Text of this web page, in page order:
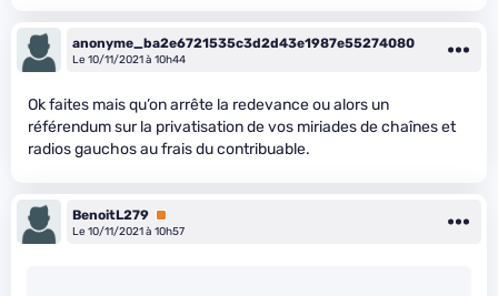
anonyme_ba2e6721535c3d2d43e1987e55274080
Le 10/11/2021 à 10h44
Ok faites mais qu’on arrête la redevance ou alors un
référendum sur la privatisation de vos miriades de chaînes et
radios gauchos au frais du contribuable.
BenoitL279 Premium
Le 10/11/2021 à 10h57